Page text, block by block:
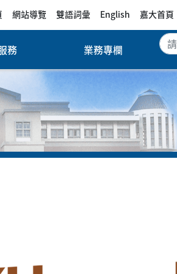
網站導覽 雙語詞彙 English 嘉大首頁
務 業務專欄